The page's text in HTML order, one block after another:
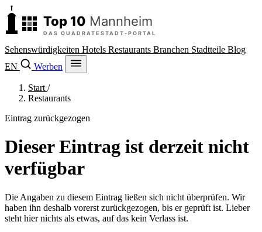
Sehenswürdigkeiten Hotels Restaurants Branchen Stadtteile Blog
EN
Werben
Start /
Restaurants
Eintrag zurückgezogen
Dieser Eintrag ist derzeit nicht
verfügbar
Die Angaben zu diesem Eintrag ließen sich nicht überprüfen. Wir
haben ihn deshalb vorerst zurückgezogen, bis er geprüft ist. Lieber
steht hier nichts als etwas, auf das kein Verlass ist.